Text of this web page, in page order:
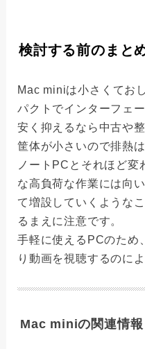
検討する前のまと
Mac miniは小さくてお
パクトでインターフェ
安く抑えるなら中古や
筐体が小さいので排熱
ノートPCとそれほど変
な高負荷な作業には向
て増設していくような
るまえに注意です。
手軽に使えるPCのため
り動画を視聴するのによ
Mac miniの関連情報